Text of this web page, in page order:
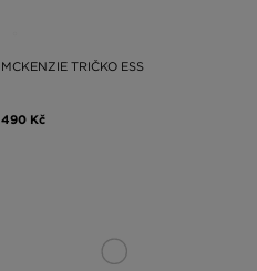
MCKENZIE TRIČKO ESS
490 Kč